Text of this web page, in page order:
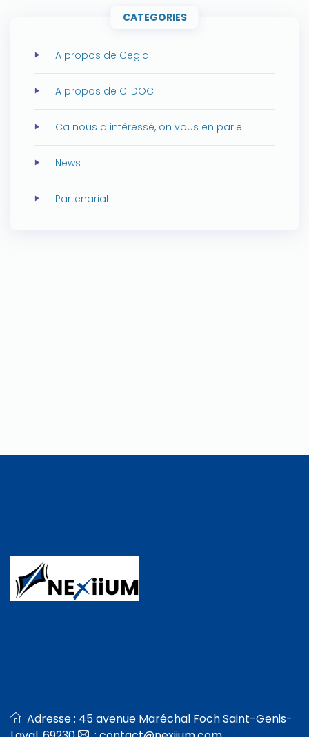
CATEGORIES
A propos de Cegid
A propos de CiiDOC
Ca nous a intéressé, on vous en parle !
News
Partenariat
Adresse : 45 avenue Maréchal Foch Saint-Genis-